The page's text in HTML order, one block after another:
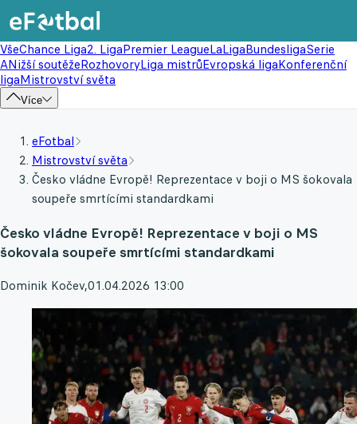
VšeChance Liga2. LigaPremier LeagueLaLigaBundesligaSerie
ANižší soutěžeRozhovoryLiga mistrůEvropská ligaKonferenční
ligaMistrovství světa
Více
eFotbal
Mistrovství světa
Česko vládne Evropě! Reprezentace v boji o MS šokovala
soupeře smrtícími standardkami
Česko vládne Evropě! Reprezentace v boji o MS
šokovala soupeře smrtícími standardkami
Dominik Kočev,01.04.2026 13:00